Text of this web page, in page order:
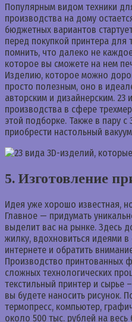
Популярным видом техники
производства на дому
бюджетных вариантов
перед покупкой принтера для
помнить, что далеко не
которое вы сможете на нем
Изделию, которое можно
просто полезным, оно в
авторским и дизайнерским.
производства в сфере
этой подборке. Также в пару
приобрести настольный
5. Изготовление
Идея уже хорошо известная,
Главное — придумать
выделит вас на рынке. Здесь
жилку, вдохновиться идеями
интернете и обратить
Производство принтованных
сложных технологических
текстильный принтер и сырье
вы будете наносить рисунок.
термопресс, компьютер,
около 500 тыс. рублей на весь